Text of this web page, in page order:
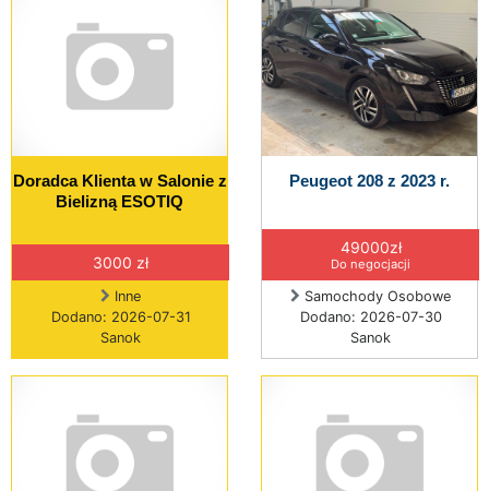
Doradca Klienta w Salonie z
Bielizną ESOTIQ
3000 zł
Inne
Dodano: 2026-07-31
Sanok
Peugeot 208 z 2023 r.
49000zł
Do negocjacji
Samochody Osobowe
Dodano: 2026-07-30
Sanok